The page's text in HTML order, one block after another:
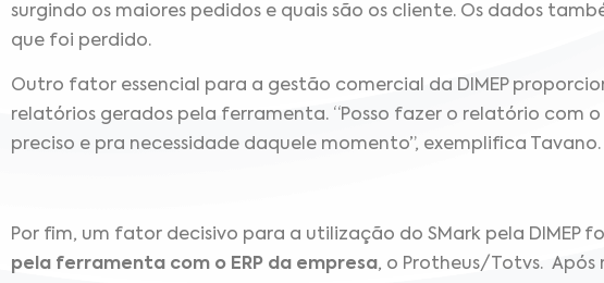
surgindo os maiores pedidos e quais são os cliente. Os dados
que foi perdido.
Outro fator essencial para a gestão comercial da DIMEP
relatórios gerados pela ferramenta. “Posso fazer o relatório com
preciso e pra necessidade daquele momento”, exemplifica Tavano.
Por fim, um fator decisivo para a utilização do SMark pela DIMEP
pela ferramenta com o ERP da empresa, o Protheus/Totvs. Após